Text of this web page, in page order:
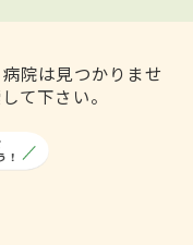
院は見つかりませ
て下さい。